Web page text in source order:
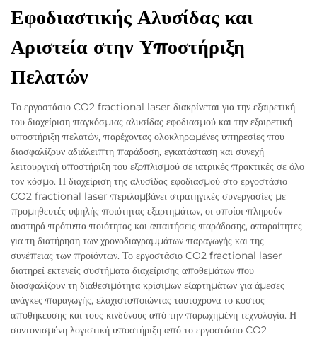
Εφοδιαστικής Αλυσίδας και
Αριστεία στην Υποστήριξη
Πελατών
Το εργοστάσιο CO2 fractional laser διακρίνεται για την εξαιρετική
του διαχείριση παγκόσμιας αλυσίδας εφοδιασμού και την εξαιρετική
υποστήριξη πελατών, παρέχοντας ολοκληρωμένες υπηρεσίες που
διασφαλίζουν αδιάλειπτη παράδοση, εγκατάσταση και συνεχή
λειτουργική υποστήριξη του εξοπλισμού σε ιατρικές πρακτικές σε όλο
τον κόσμο. Η διαχείριση της αλυσίδας εφοδιασμού στο εργοστάσιο
CO2 fractional laser περιλαμβάνει στρατηγικές συνεργασίες με
προμηθευτές υψηλής ποιότητας εξαρτημάτων, οι οποίοι πληρούν
αυστηρά πρότυπα ποιότητας και απαιτήσεις παράδοσης, απαραίτητες
για τη διατήρηση των χρονοδιαγραμμάτων παραγωγής και της
συνέπειας των προϊόντων. Το εργοστάσιο CO2 fractional laser
διατηρεί εκτενείς συστήματα διαχείρισης αποθεμάτων που
διασφαλίζουν τη διαθεσιμότητα κρίσιμων εξαρτημάτων για άμεσες
ανάγκες παραγωγής, ελαχιστοποιώντας ταυτόχρονα το κόστος
αποθήκευσης και τους κινδύνους από την παρωχημένη τεχνολογία. Η
συντονισμένη λογιστική υποστήριξη από το εργοστάσιο CO2